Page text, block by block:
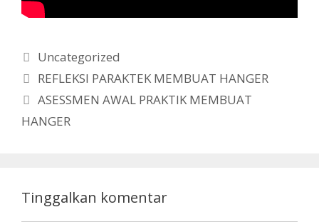
Kategori
Uncategorized
REFLEKSI PARAKTEK MEMBUAT HANGER
ASESSMEN AWAL PRAKTIK MEMBUAT
HANGER
Tinggalkan komentar